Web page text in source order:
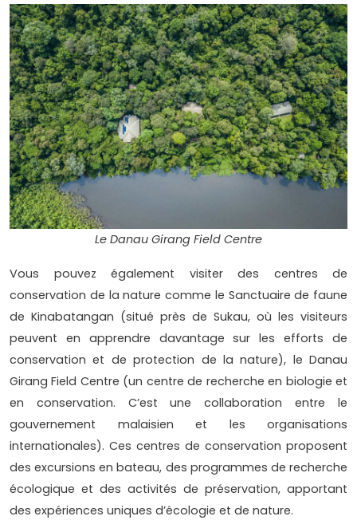
Le Danau Girang Field Centre
Vous pouvez également visiter des centres de
conservation de la nature comme le Sanctuaire de faune
de Kinabatangan (situé près de Sukau, où les visiteurs
peuvent en apprendre davantage sur les efforts de
conservation et de protection de la nature), le Danau
Girang Field Centre (un centre de recherche en biologie et
en conservation. C’est une collaboration entre le
gouvernement malaisien et les organisations
internationales). Ces centres de conservation proposent
des excursions en bateau, des programmes de recherche
écologique et des activités de préservation, apportant
des expériences uniques d’écologie et de nature.